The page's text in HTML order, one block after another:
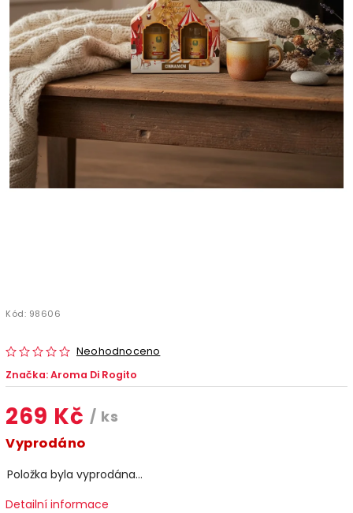
Kód: 98606
Neohodnoceno
Značka:Aroma Di Rogito
269 Kč / ks
Vyprodáno
Položka byla vyprodána…
Detailní informace